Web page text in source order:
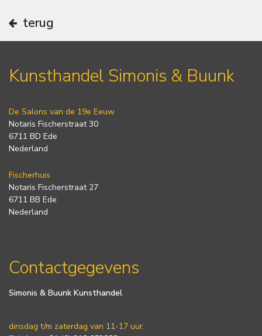
terug
Kunsthandel Simonis & Buunk
De Salons van de 19e Eeuw
Notaris Fischerstraat 30
6711 BD Ede
Nederland
Fischerhuis
Notaris Fischerstraat 27
6711 BB Ede
Nederland
Contactgegevens
Simonis & Buunk Kunsthandel
dinsdag t/m zaterdag van 11-17 uur.